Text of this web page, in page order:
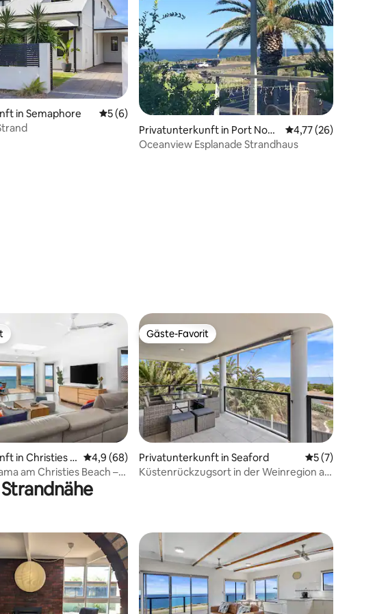
4,9 von 5, 10 Bewertungen
in Semaphore Durchschnittliche Bewertung: 5 von 5, 6 Bewertungen
5 (6)
Privatunterkunft in Port Noarl
unga South
Durchschnittliche
4,77 (26)
Oceanview Esplanade Strandhaus
in Christies B Durchschnittliche Bewertung: 4,9 von 5, 68 Bewertungen
4,9 (68)
am Christies Beach –
mit Meerblick
Gäste-Favorit
Gäste-Favorit
Privatunterkunft in Seaford
5 (7)
Küstenrückzugsort in der Weinregion an